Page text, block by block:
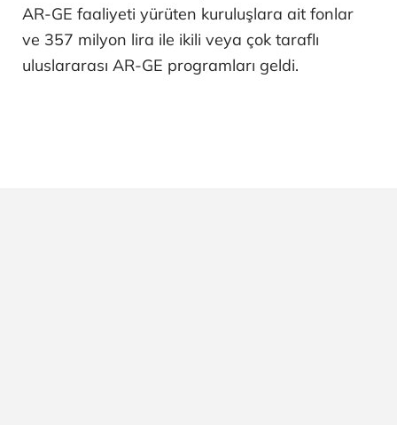
AR-GE faaliyeti yürüten kuruluşlara ait fonlar
ve 357 milyon lira ile ikili veya çok taraflı
uluslararası AR-GE programları geldi.